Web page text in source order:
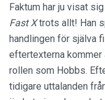
Faktum har ju visat
Fast Xtrots allt! Han
handlingen för själva
eftertexterna
rollen som Hobbs.
tidigare uttalanden